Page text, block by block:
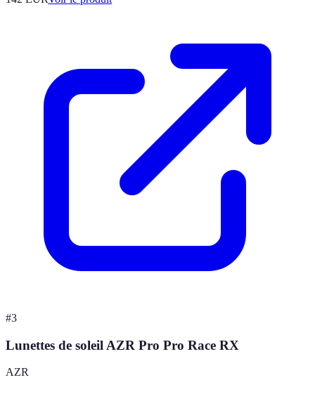
#3
Lunettes de soleil AZR Pro Pro Race RX
AZR